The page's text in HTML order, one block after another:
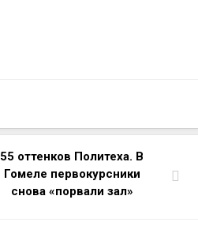
55 оттенков Политеха. В
Гомеле первокурсники
снова «порвали зал»